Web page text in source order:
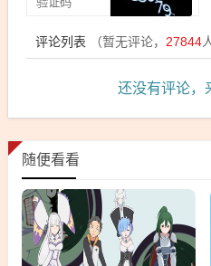
评论列表 （暂无评论， 27844
还没有评论，
随便看看